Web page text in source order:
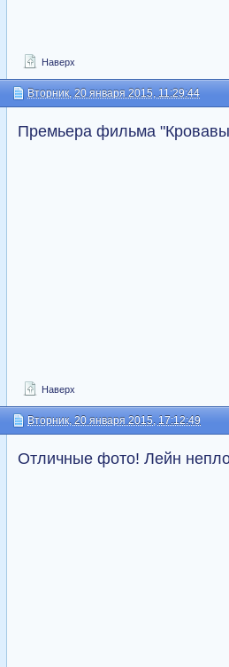
Наверх
Вторник, 20 января 2015, 11:29:44
Премьера фильма
Наверх
Вторник, 20 января 2015, 17:12:49
Отличные фото! Лейн